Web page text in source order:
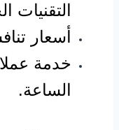
التقنيات
أسعار
خدمة
الساعة.